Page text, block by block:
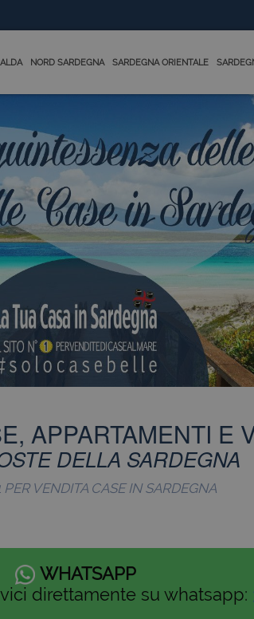
NORD SARDEGNA SARDEGNA ORIENTALE
APPARTAMENTI E
DELLA SARDEGNA
PER VENDITA CASE IN SARDEGNA
WHATSAPP
direttamente su whatsapp: